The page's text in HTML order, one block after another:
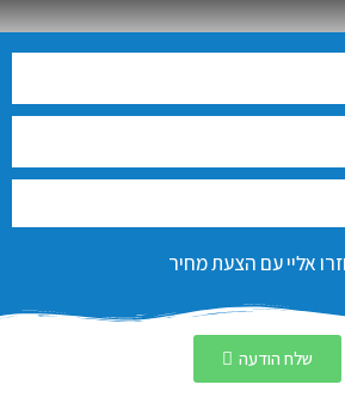
אליי עם הצעת מחיר
שלח הודעה